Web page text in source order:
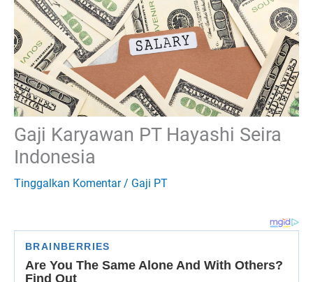
Gaji Karyawan PT Hayashi Seira
Indonesia
Tinggalkan Komentar / Gaji PT